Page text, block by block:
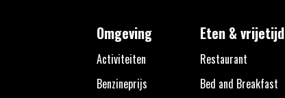
Omgeving
Activiteiten
Benzineprijs
Eten & vrijetijd
Restaurant
Bed and Breakfast